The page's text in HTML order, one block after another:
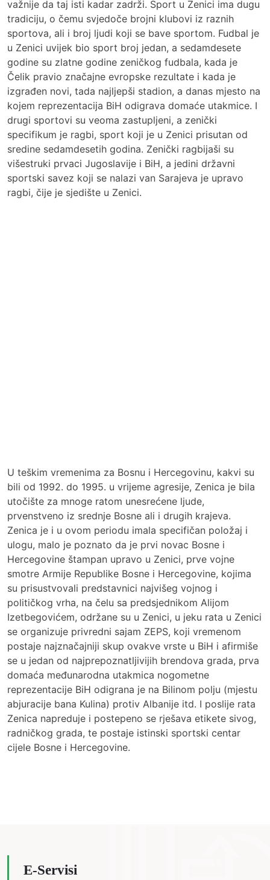
važnije da taj isti kadar zadrži. Sport u Zenici ima dugu
tradiciju, o čemu svjedoče brojni klubovi iz raznih
sportova, ali i broj ljudi koji se bave sportom. Fudbal je
u Zenici uvijek bio sport broj jedan, a sedamdesete
godine su zlatne godine zeničkog fudbala, kada je
Čelik pravio značajne evropske rezultate i kada je
izgrađen novi, tada najljepši stadion, a danas mjesto na
kojem reprezentacija BiH odigrava domaće utakmice. I
drugi sportovi su veoma zastupljeni, a zenički
specifikum je ragbi, sport koji je u Zenici prisutan od
sredine sedamdesetih godina. Zenički ragbijaši su
višestruki prvaci Jugoslavije i BiH, a jedini državni
sportski savez koji se nalazi van Sarajeva je upravo
ragbi, čije je sjedište u Zenici.
U teškim vremenima za Bosnu i Hercegovinu, kakvi su
bili od 1992. do 1995. u vrijeme agresije, Zenica je bila
utočište za mnoge ratom unesrećene ljude,
prvenstveno iz srednje Bosne ali i drugih krajeva.
Zenica je i u ovom periodu imala specifičan položaj i
ulogu, malo je poznato da je prvi novac Bosne i
Hercegovine štampan upravo u Zenici, prve vojne
smotre Armije Republike Bosne i Hercegovine, kojima
su prisustvovali predstavnici najvišeg vojnog i
političkog vrha, na čelu sa predsjednikom Alijom
Izetbegovićem, održane su u Zenici, u jeku rata u Zenici
se organizuje privredni sajam ZEPS, koji vremenom
postaje najznačajniji skup ovakve vrste u BiH i afirmiše
se u jedan od najprepoznatljivijih brendova grada, prva
domaća međunarodna utakmica nogometne
reprezentacije BiH odigrana je na Bilinom polju (mjestu
abjuracije bana Kulina) protiv Albanije itd. I poslije rata
Zenica napreduje i postepeno se rješava etikete sivog,
radničkog grada, te postaje istinski sportski centar
cijele Bosne i Hercegovine.
E-Servisi